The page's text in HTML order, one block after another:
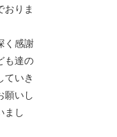
おりま
く感謝
も達の
ていき
願いし
まし